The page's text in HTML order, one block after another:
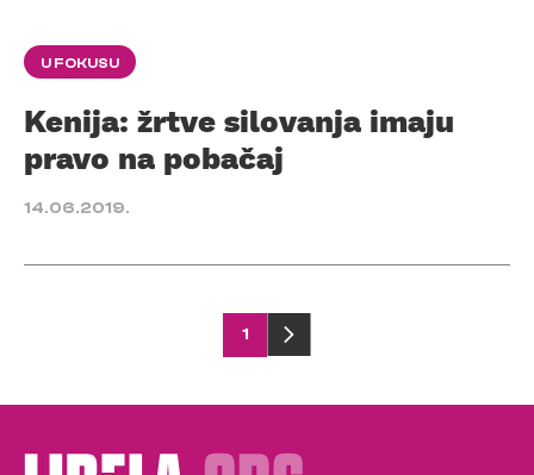
U FOKUSU
Kenija: žrtve silovanja imaju
pravo na pobačaj
14.06.2019.
pagination
1